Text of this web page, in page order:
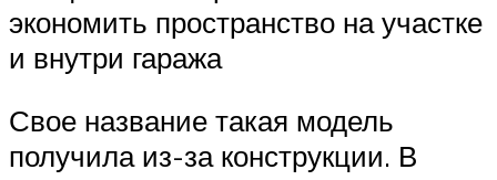
экономить пространство на участке
и внутри гаража
Свое название такая модель
получила из-за конструкции. В